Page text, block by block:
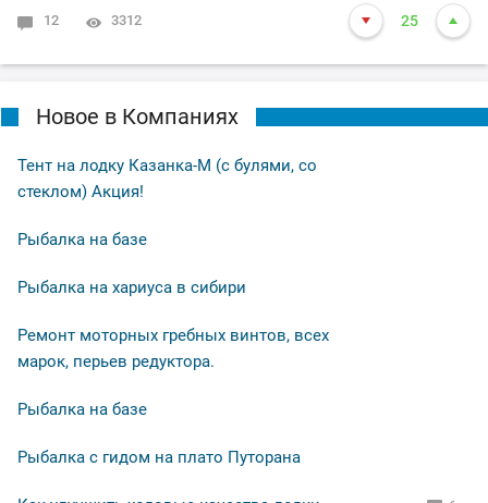
12 3312 25
Новое в Компаниях
Тент на лодку Казанка-М (с булями, со
стеклом) Акция!
Рыбалка на базе
Рыбалка на хариуса в сибири
Ремонт моторных гребных винтов, всех
марок, перьев редуктора.
Рыбалка на базе
Рыбалка с гидом на плато Путорана